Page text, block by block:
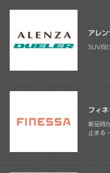
アレ
SUV向
フィネ
新品時
止まる